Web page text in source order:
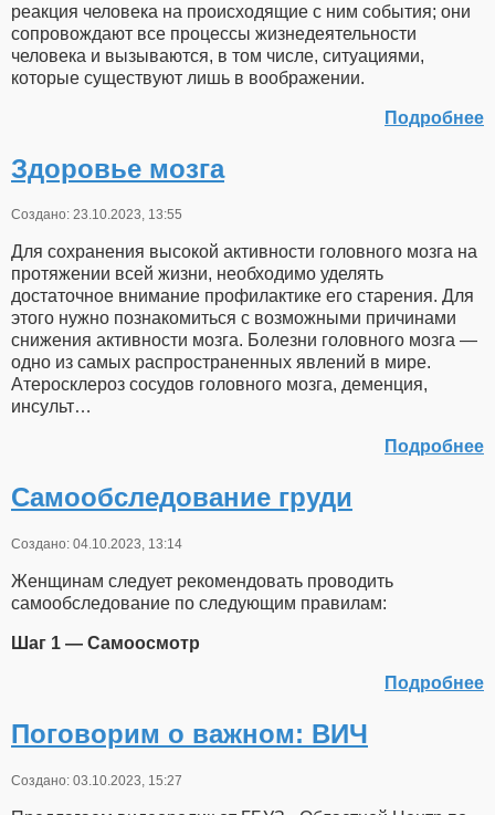
реакция человека на происходящие с ним события; они
сопровождают все процессы жизнедеятельности
человека и вызываются, в том числе, ситуациями,
которые существуют лишь в воображении.
Подробнее
Здоровье мозга
Создано: 23.10.2023, 13:55
Для сохранения высокой активности головного мозга на
протяжении всей жизни, необходимо уделять
достаточное внимание профилактике его старения. Для
этого нужно познакомиться с возможными причинами
снижения активности мозга. Болезни головного мозга —
одно из самых распространенных явлений в мире.
Атеросклероз сосудов головного мозга, деменция,
инсульт…
Подробнее
Самообследование груди
Создано: 04.10.2023, 13:14
Женщинам следует рекомендовать проводить
самообследование по следующим правилам:
Шаг 1 — Самоосмотр
Подробнее
Поговорим о важном: ВИЧ
Создано: 03.10.2023, 15:27